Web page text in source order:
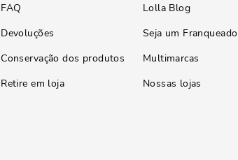
FAQ
Devoluções
Conservação dos produtos
Retire em loja
Lolla Blog
Seja um Franqueado
Multimarcas
Nossas lojas